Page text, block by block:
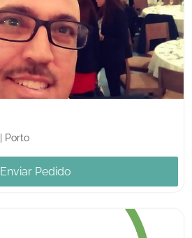
Porto
Enviar Pedido